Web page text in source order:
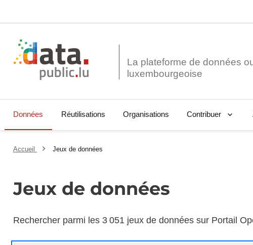
La plateforme de données
Données Réutilisations Organisations Contribuer
Accueil Jeux de données
Jeux de données
Rechercher parmi les 3 051 jeux de données sur Portail